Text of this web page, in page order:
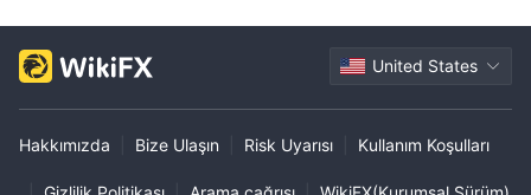
United States
Hakkımızda Bize Ulaşın Risk Uyarısı Kullanım Koşulları